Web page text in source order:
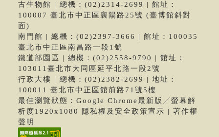
古生物館 | 總機：(02)2314-2699 | 館址：
100007 臺北市中正區襄陽路25號 (臺博館斜對
面)
南門館 | 總機：(02)2397-3666 | 館址：100035
臺北市中正區南昌路一段1號
鐵道部園區 | 總機：(02)2558-9790 | 館址：
103011臺北市大同區延平北路一段2號
行政大樓 | 總機：(02)2382-2699 | 地址：
100011 臺北市中正區館前路71號5樓
最佳瀏覽狀態：Google Chrome最新版╱螢幕解
析度1920x1080 隱私權及安全政策宣示 | 著作權
聲明